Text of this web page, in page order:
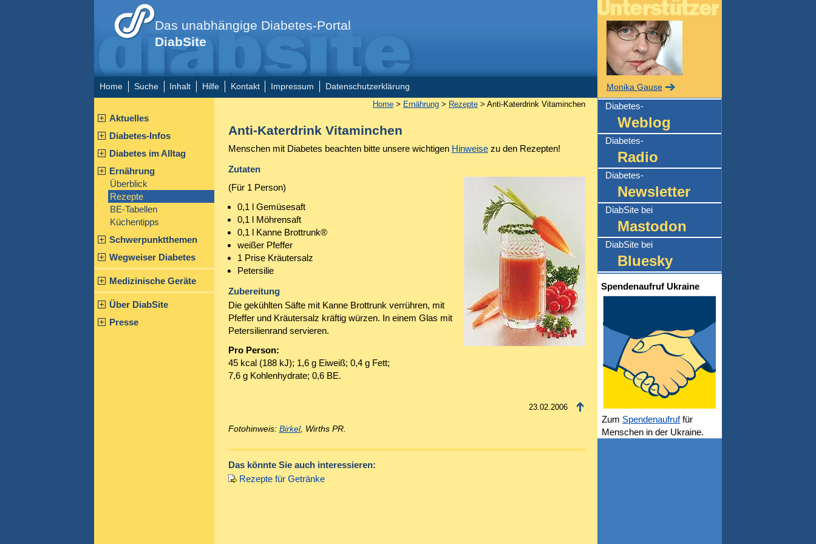
Das unabhängige Diabetes-Portal
DiabSite
Home Suche Inhalt Hilfe Kontakt Impressum Datenschutzerklärung
Aktuelles
Diabetes-Infos
Diabetes im Alltag
Ernährung
Überblick
Rezepte
BE-Tabellen
Küchentipps
Schwerpunktthemen
Wegweiser Diabetes
Medizinische Geräte
Über DiabSite
Presse
Home> Ernährung> Rezepte> Anti-Katerdrink Vitaminchen
Anti-Katerdrink Vitaminchen
Menschen mit Diabetes beachten bitte unsere wichtigen Hinweisezu den Rezepten!
Zutaten
(Für 1 Person)
0,1 l Gemüsesaft
0,1 l Möhrensaft
0,1 l Kanne Brottrunk®
weißer Pfeffer
1 Prise Kräutersalz
Petersilie
Zubereitung
Die gekühlten Säfte mit Kanne Brottrunk verrühren, mit
Pfeffer und Kräutersalz kräftig würzen. In einem Glas mit
Petersilienrand servieren.
Pro Person:
45 kcal (188 kJ); 1,6 g Eiweiß; 0,4 g Fett;
7,6 g Kohlenhydrate; 0,6 BE.
23.02.2006
Fotohinweis: Birkel, Wirths PR.
Das könnte Sie auch interessieren:
Rezepte für Getränke
Monika Gause
Diabetes-
Weblog
Diabetes-
Radio
Diabetes-
Newsletter
DiabSite bei
Mastodon
DiabSite bei
Bluesky
Spendenaufruf Ukraine
Zum Spendenaufruffür
Menschen in der Ukraine.